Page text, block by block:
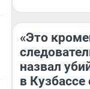
«Это
назвал
в Кузбассе